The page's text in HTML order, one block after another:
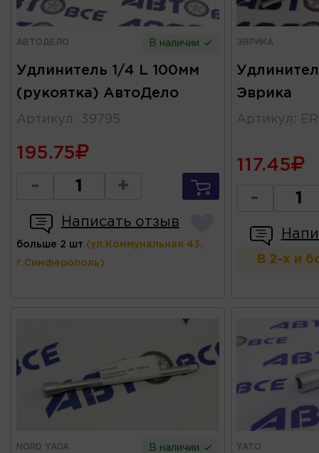
АВТОДЕЛО В наличии
Удлинитель 1/4 L 100мм
(рукоятка) АвтоДело
Артикул : 39795
195.75
- +
Написать отзыв
больше 2 шт (ул.Коммунальная 43,
г.Симферополь)
ЭВРИКА
Эврика
Артикул :
117.45
-
В 2-х и
NORD YADA В наличии YATO